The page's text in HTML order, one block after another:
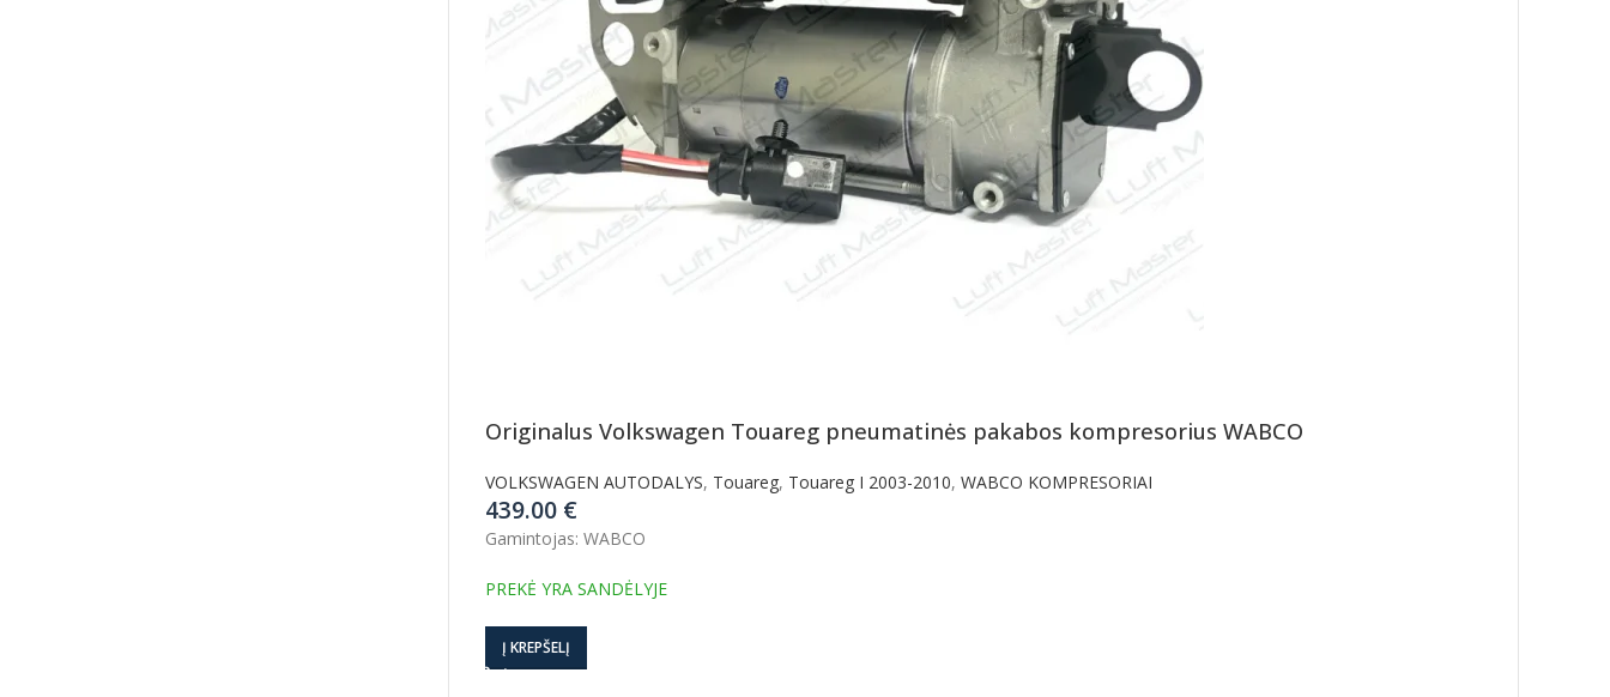
Originalus Volkswagen Touareg pneumatinės pakabos kompresorius WABCO
VOLKSWAGEN AUTODALYS, Touareg, Touareg I 2003-2010, WABCO KOMPRESORIAI
439.00 €
Gamintojas: WABCO
PREKĖ YRA SANDĖLYJE
Į KREPŠELĮ